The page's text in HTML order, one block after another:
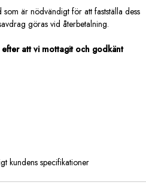
är nödvändigt för att fastställa dess
göras vid återbetalning.
att vi mottagit och godkänt
kundens specifikationer